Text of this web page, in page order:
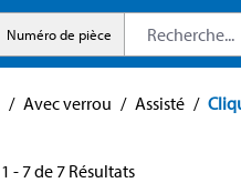
Numéro de pièce
/ Avec verrou / Assisté /
1 - 7 de 7 Résultats